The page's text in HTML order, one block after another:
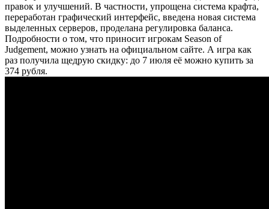
правок и улучшений. В частности, упрощена система крафта,
переработан графический интерфейс, введена новая система
выделенных серверов, проделана регулировка баланса.
Подробности о том, что приносит игрокам Season of
Judgement, можно узнать на официальном сайте. А игра как
раз получила щедрую скидку: до 7 июля её можно купить за
374 рубля.